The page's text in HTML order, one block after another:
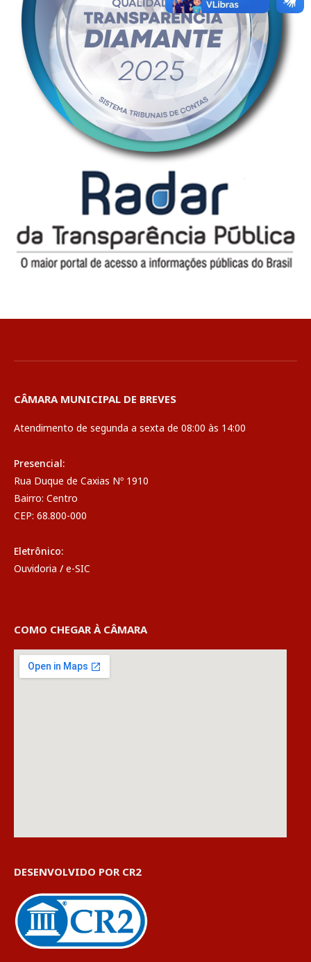
CÂMARA MUNICIPAL DE BREVES
Atendimento de segunda a sexta de 08:00 às 14:00
Presencial:
Rua Duque de Caxias Nº 1910
Bairro: Centro
CEP: 68.800-000
Eletrônico:
Ouvidoria / e-SIC
COMO CHEGAR À CÂMARA
DESENVOLVIDO POR CR2